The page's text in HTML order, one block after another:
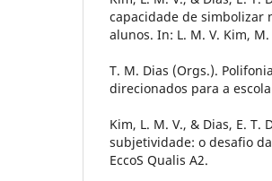
capacidade de simbolizar
alunos. In: L. M. V. Kim,
T. M. Dias (Orgs.).
direcionados para a
Kim, L. M. V., & Dias, E.
subjetividade: o desafio
EccoS Qualis A2.